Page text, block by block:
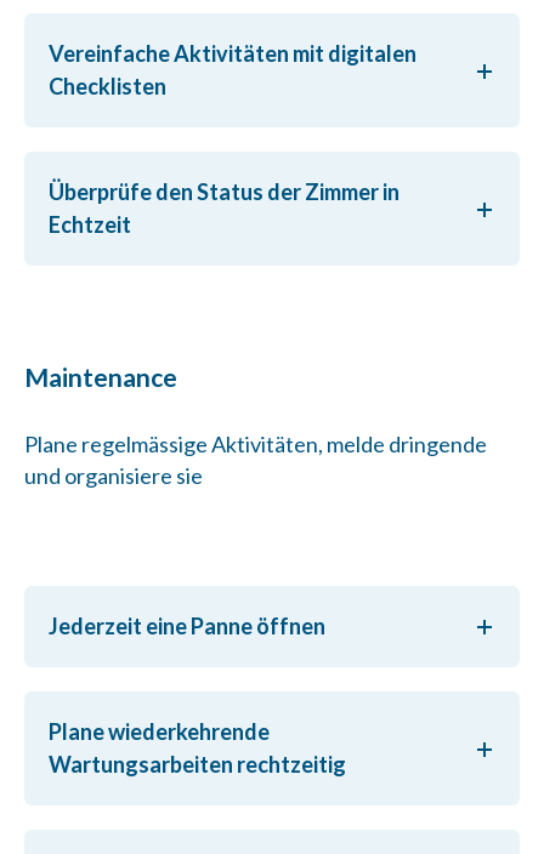
Vereinfache Aktivitäten mit digitalen
Checklisten
Überprüfe den Status der Zimmer in
Echtzeit
Maintenance
Plane regelmässige Aktivitäten, melde dringende
und organisiere sie
Jederzeit eine Panne öffnen
Plane wiederkehrende
Wartungsarbeiten rechtzeitig